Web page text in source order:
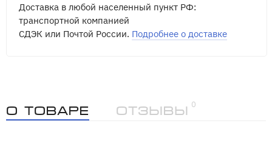
Доставка в любой населенный пункт РФ:
транспортной компанией
СДЭК или Почтой России. Подробнее о доставке
О товаре Отзывы
0